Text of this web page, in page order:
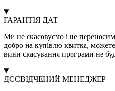
ГАРАНТІЯ ДАТ
Ми не скасовуємо і не
добро на купівлю квитка,
вини скасування програми не
ДОСВІДЧЕНИЙ МЕНЕДЖЕР